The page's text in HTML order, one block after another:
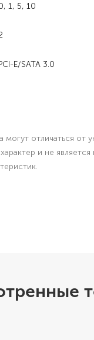
1, 5, 10
E/SATA 3.0
могут отличаться
и не